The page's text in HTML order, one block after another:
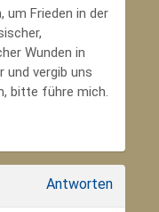
um Frieden in der
Wunden in
und vergib uns
bitte führe mich.
Antworten